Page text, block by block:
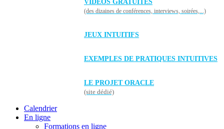
VIDÉOS GRATUITES
(des dizaines de conférences, interviews, soirées,...)
JEUX INTUITIFS
EXEMPLES DE PRATIQUES INTUITIVES
LE PROJET ORACLE
(site dédié)
Calendrier
En ligne
Formations en ligne